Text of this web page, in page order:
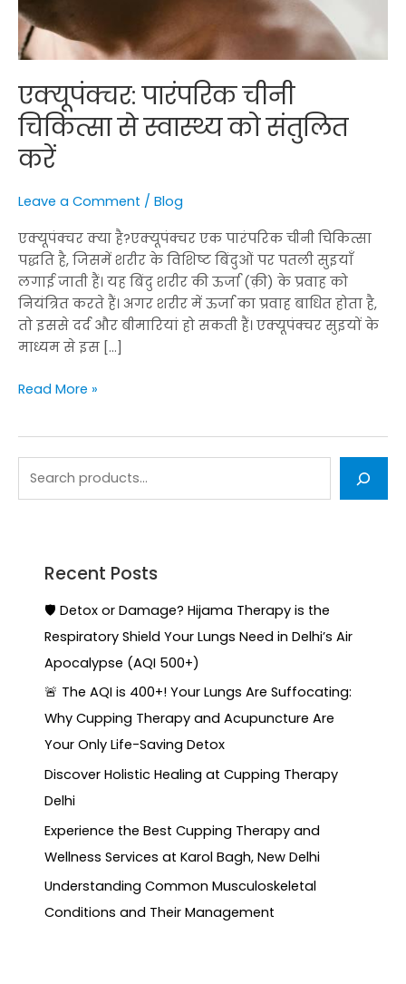
एक्यूपंक्चर: पारंपरिक चीनी
चिकित्सा से स्वास्थ्य को संतुलित
करें
Leave a Comment / Blog
एक्यूपंक्चर क्या है?एक्यूपंक्चर एक पारंपरिक चीनी चिकित्सा
पद्धति है, जिसमें शरीर के विशिष्ट बिंदुओं पर पतली सुइयाँ
लगाई जाती हैं। यह बिंदु शरीर की ऊर्जा (क़ी) के प्रवाह को
नियंत्रित करते हैं। अगर शरीर में ऊर्जा का प्रवाह बाधित होता है,
तो इससे दर्द और बीमारियां हो सकती हैं। एक्यूपंक्चर सुइयों के
माध्यम से इस […]
Read More »
Recent Posts
🛡️ Detox or Damage? Hijama Therapy is the
Respiratory Shield Your Lungs Need in Delhi’s Air
Apocalypse (AQI 500+)
🚨 The AQI is 400+! Your Lungs Are Suffocating:
Why Cupping Therapy and Acupuncture Are
Your Only Life-Saving Detox
Discover Holistic Healing at Cupping Therapy
Delhi
Experience the Best Cupping Therapy and
Wellness Services at Karol Bagh, New Delhi
Understanding Common Musculoskeletal
Conditions and Their Management